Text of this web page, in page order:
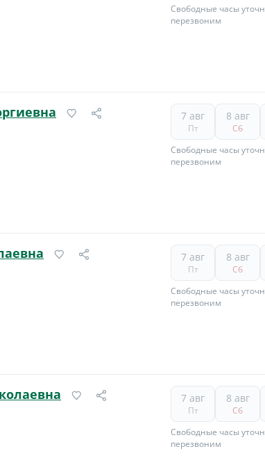
Свободные часы
перезвоним
7 авг
Пт
8 авг
Сб
Свободные часы
перезвоним
7 авг
Пт
8 авг
Сб
Свободные часы
перезвоним
7 авг
Пт
8 авг
Сб
Свободные часы
перезвоним